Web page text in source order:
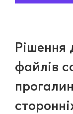
Рішення
файлів